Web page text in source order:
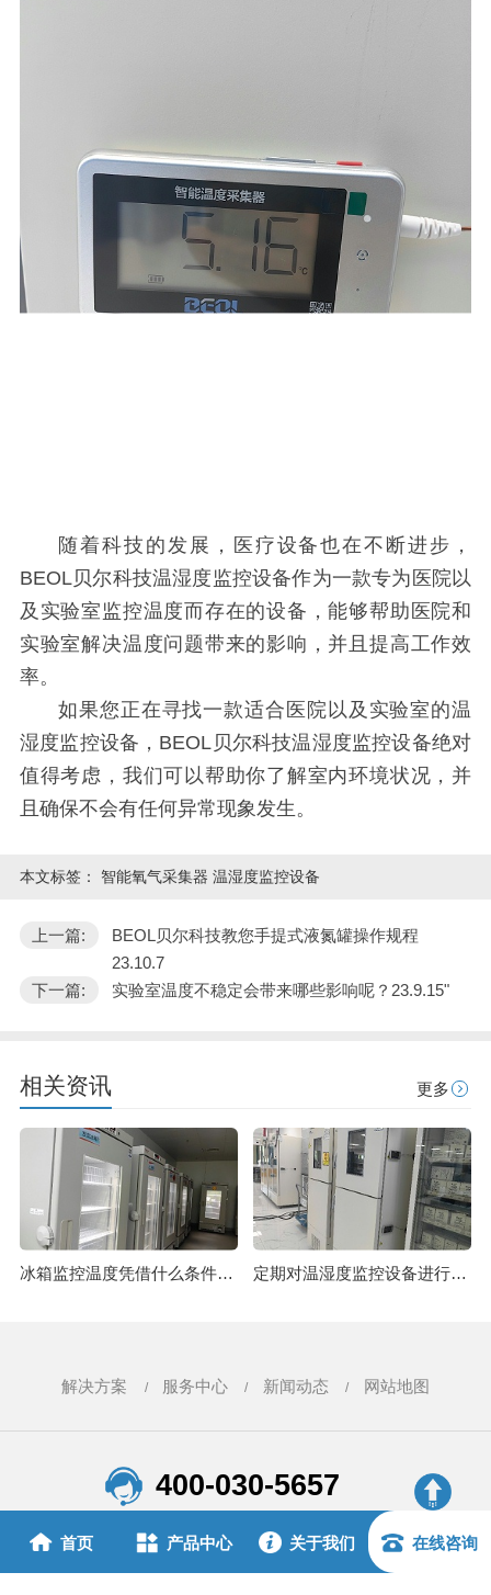
随着科技的发展，医疗设备也在不断进步，
BEOL贝尔科技温湿度监控设备作为一款专为医院以
及实验室监控温度而存在的设备，能够帮助医院和
实验室解决温度问题带来的影响，并且提高工作效
率。
如果您正在寻找一款适合医院以及实验室的温
湿度监控设备，BEOL贝尔科技温湿度监控设备绝对
值得考虑，我们可以帮助你了解室内环境状况，并
且确保不会有任何异常现象发生。
本文标签： 智能氧气采集器 温湿度监控设备
上一篇:
BEOL贝尔科技教您手提式液氮罐操作规程
23.10.7
下一篇:
实验室温度不稳定会带来哪些影响呢？23.9.15"
相关资讯 更多
冰箱监控温度凭借什么条件可以实现？23.10.16 定期对温湿度监控设备进行巡检是很有必要的23.8.28
解决方案 服务中心 新闻动态 网站地图
400-030-5657
青岛贝尔智能科技有限公司 版权所有
地址：山东省青岛市崂山区株洲路20号海信创智谷A座5层
首页 产品中心 关于我们 在线咨询